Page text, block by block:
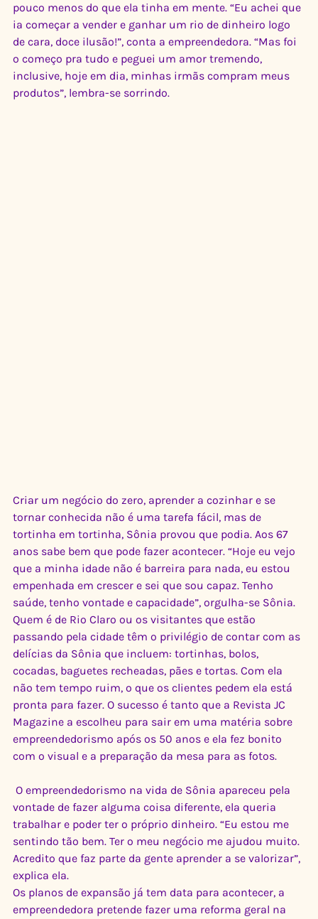
pouco menos do que ela tinha em mente. “Eu achei que
ia começar a vender e ganhar um rio de dinheiro logo
de cara, doce ilusão!”, conta a empreendedora. “Mas foi
o começo pra tudo e peguei um amor tremendo,
inclusive, hoje em dia, minhas irmãs compram meus
produtos”, lembra-se sorrindo.
Criar um negócio do zero, aprender a cozinhar e se
tornar conhecida não é uma tarefa fácil, mas de
tortinha em tortinha, Sônia provou que podia. Aos 67
anos sabe bem que pode fazer acontecer. “Hoje eu vejo
que a minha idade não é barreira para nada, eu estou
empenhada em crescer e sei que sou capaz. Tenho
saúde, tenho vontade e capacidade”, orgulha-se Sônia.
Quem é de Rio Claro ou os visitantes que estão
passando pela cidade têm o privilégio de contar com as
delícias da Sônia que incluem: tortinhas, bolos,
cocadas, baguetes recheadas, pães e tortas. Com ela
não tem tempo ruim, o que os clientes pedem ela está
pronta para fazer. O sucesso é tanto que a Revista JC
Magazine a escolheu para sair em uma matéria sobre
empreendedorismo após os 50 anos e ela fez bonito
com o visual e a preparação da mesa para as fotos.
vontade de fazer alguma coisa diferente, ela queria
trabalhar e poder ter o próprio dinheiro. “Eu estou me
sentindo tão bem. Ter o meu negócio me ajudou muito.
Acredito que faz parte da gente aprender a se valorizar”,
explica ela.
Os planos de expansão já tem data para acontecer, a
empreendedora pretende fazer uma reforma geral na